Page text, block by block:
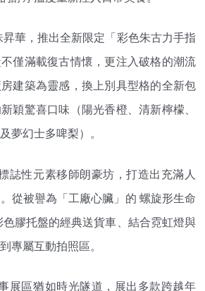
華，推出全新限定「彩色朱古力手指
僅滿載復古情懷，更注入破格的潮流
建築為靈感，換上別具型格的全新包
穎驚喜口味（陽光香橙、清新檸檬、
夢幻士多啤梨）。
誌性元素移師朗豪坊，打造出充滿人
從被譽為「工廠心臟」的 螺旋形生命
膠托盤的經典送貨車、結合霓虹燈與
專屬互動拍照區。
展區猶如時光隧道，展出多款跨越年